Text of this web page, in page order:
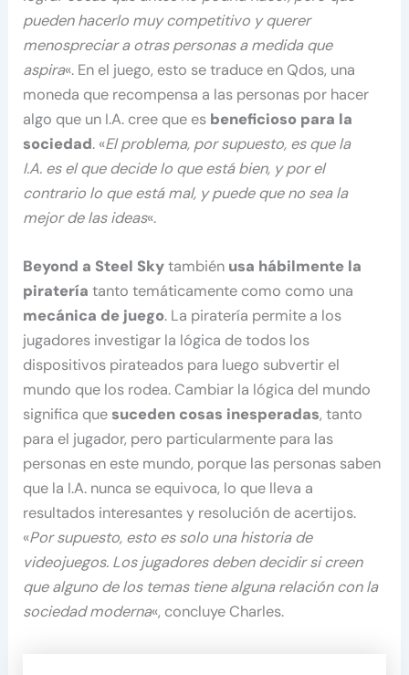
pueden hacerlo muy competitivo y querer
menospreciar a otras personas a medida que
aspira«. En el juego, esto se traduce en Qdos, una
moneda que recompensa a las personas por hacer
algo que un I.A. cree que es beneficioso para la
sociedad. «El problema, por supuesto, es que la
I.A. es el que decide lo que está bien, y por el
contrario lo que está mal, y puede que no sea la
mejor de las ideas«.
Beyond a Steel Skytambién usa hábilmente la
piratería tanto temáticamente como como una
mecánica de juego. La piratería permite a los
jugadores investigar la lógica de todos los
dispositivos pirateados para luego subvertir el
mundo que los rodea. Cambiar la lógica del mundo
significa quesuceden cosas inesperadas, tanto
para el jugador, pero particularmente para las
personas en este mundo, porque las personas saben
que la I.A. nunca se equivoca, lo que lleva a
resultados interesantes y resolución de acertijos.
«Por supuesto, esto es solo una historia de
videojuegos. Los jugadores deben decidir si creen
que alguno de los temas tiene alguna relación con la
sociedad moderna«, concluye Charles.